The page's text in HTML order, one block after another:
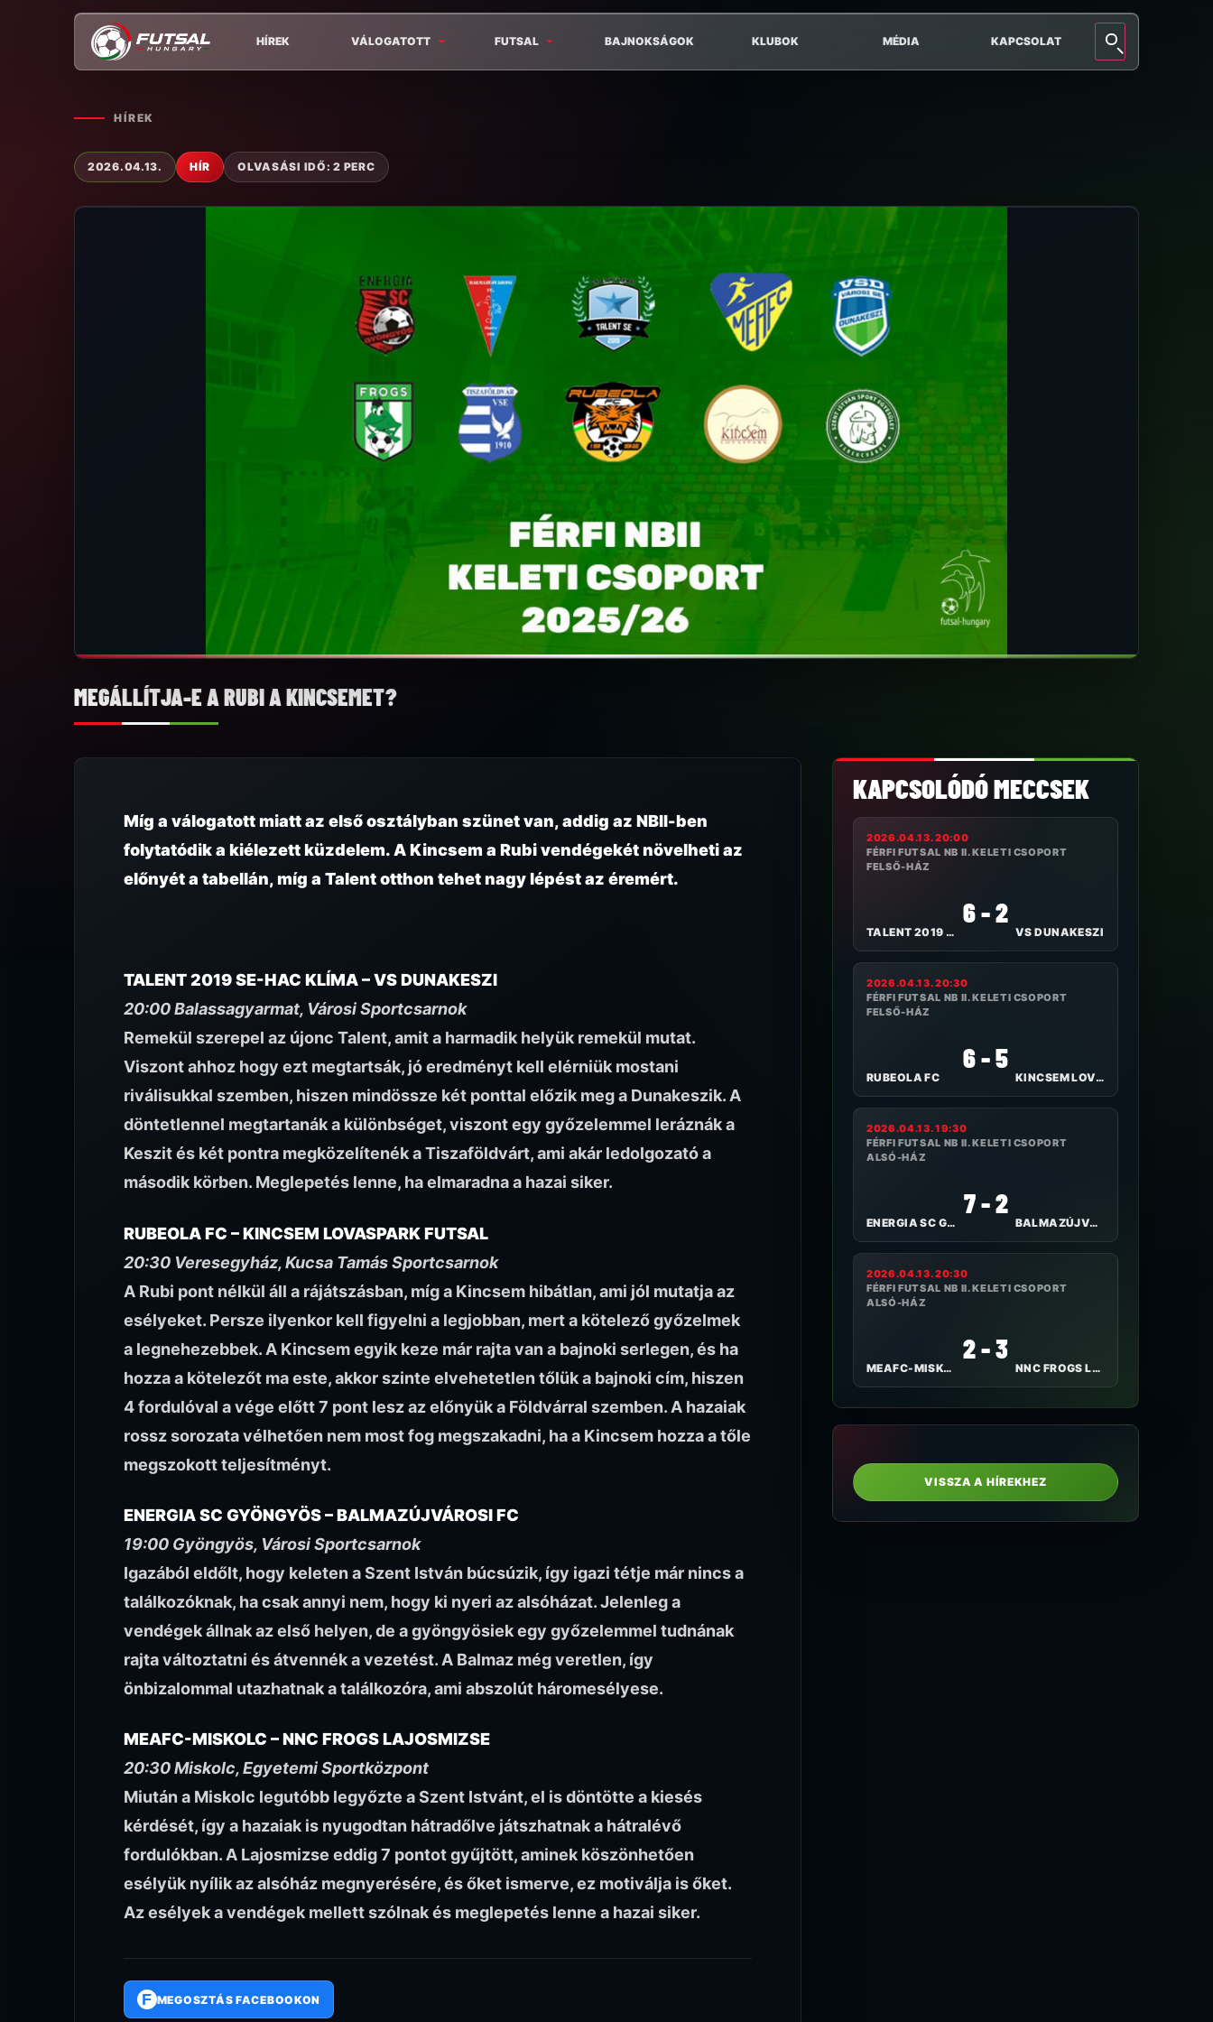
HÍREK VÁLOGATOTT FUTSAL BAJNOKSÁGOK KLUBOK MÉDIA KAPCSOLAT
HÍREK
2026.04.13. HÍR OLVASÁSI IDŐ: 2 PERC
MEGÁLLÍTJA-E A RUBI A KINCSEMET?
Míg a válogatott miatt az első osztályban szünet van, addig az NBII-ben
folytatódik a kiélezett küzdelem. A Kincsem a Rubi vendégekét növelheti az
előnyét a tabellán, míg a Talent otthon tehet nagy lépést az éremért.
TALENT 2019 SE-HAC KLÍMA – VS DUNAKESZI
20:00 Balassagyarmat, Városi Sportcsarnok
Remekül szerepel az újonc Talent, amit a harmadik helyük remekül mutat.
Viszont ahhoz hogy ezt megtartsák, jó eredményt kell elérniük mostani
riválisukkal szemben, hiszen mindössze két ponttal előzik meg a Dunakeszik. A
döntetlennel megtartanák a különbséget, viszont egy győzelemmel leráznák a
Keszit és két pontra megközelítenék a Tiszaföldvárt, ami akár ledolgozató a
második körben. Meglepetés lenne, ha elmaradna a hazai siker.
RUBEOLA FC – KINCSEM LOVASPARK FUTSAL
20:30 Veresegyház, Kucsa Tamás Sportcsarnok
A Rubi pont nélkül áll a rájátszásban, míg a Kincsem hibátlan, ami jól mutatja az
esélyeket. Persze ilyenkor kell figyelni a legjobban, mert a kötelező győzelmek
a legnehezebbek. A Kincsem egyik keze már rajta van a bajnoki serlegen, és ha
hozza a kötelezőt ma este, akkor szinte elvehetetlen tőlük a bajnoki cím, hiszen
4 fordulóval a vége előtt 7 pont lesz az előnyük a Földvárral szemben. A hazaiak
rossz sorozata vélhetően nem most fog megszakadni, ha a Kincsem hozza a tőle
megszokott teljesítményt.
ENERGIA SC GYÖNGYÖS – BALMAZÚJVÁROSI FC
19:00 Gyöngyös, Városi Sportcsarnok
Igazából eldőlt, hogy keleten a Szent István búcsúzik, így igazi tétje már nincs a
találkozóknak, ha csak annyi nem, hogy ki nyeri az alsóházat. Jelenleg a
vendégek állnak az első helyen, de a gyöngyösiek egy győzelemmel tudnának
rajta változtatni és átvennék a vezetést. A Balmaz még veretlen, így
önbizalommal utazhatnak a találkozóra, ami abszolút háromesélyese.
MEAFC-MISKOLC – NNC FROGS LAJOSMIZSE
20:30 Miskolc, Egyetemi Sportközpont
Miután a Miskolc legutóbb legyőzte a Szent Istvánt, el is döntötte a kiesés
kérdését, így a hazaiak is nyugodtan hátradőlve játszhatnak a hátralévő
fordulókban. A Lajosmizse eddig 7 pontot gyűjtött, aminek köszönhetően
esélyük nyílik az alsóház megnyerésére, és őket ismerve, ez motiválja is őket.
Az esélyek a vendégek mellett szólnak és meglepetés lenne a hazai siker.
F MEGOSZTÁS FACEBOOKON
KAPCSOLÓDÓ MECCSEK
2026.04.13. 20:00
FÉRFI FUTSAL NB II. KELETI CSOPORT
FELSŐ-HÁZ
TALENT 2019 SE-CH KLÍMA
6 - 2
VS DUNAKESZI
2026.04.13. 20:30
FÉRFI FUTSAL NB II. KELETI CSOPORT
FELSŐ-HÁZ
RUBEOLA FC
6 - 5
KINCSEM LOVASPARK FUTSAL
2026.04.13. 19:30
FÉRFI FUTSAL NB II. KELETI CSOPORT
ALSÓ-HÁZ
ENERGIA SC GYÖNGYÖS
7 - 2
BALMAZÚJVÁROSI FC
2026.04.13. 20:30
FÉRFI FUTSAL NB II. KELETI CSOPORT
ALSÓ-HÁZ
MEAFC-MISKOLC
2 - 3
NNC FROGS LAJOSMIZSE
VISSZA A HÍREKHEZ